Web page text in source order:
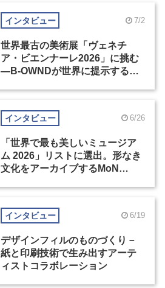
インタビュー 7/2
世界最古の美術展「ヴェネチ
ア・ビエンナーレ2026」に挑む
―B-OWNDが世界に提示する美
インタビュー 6/26
「世界で最も美しいミュージア
ム 2026」リストに選出。形なき
文化をアーカイブするMoN
インタビュー 6/19
デザインフィルのものづくり－
紙と印刷技術で生み出すアーテ
ィストコラボレーション